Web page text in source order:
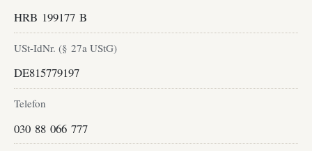
HRB 199177 B
USt-IdNr. (§ 27a UStG)
DE815779197
Telefon
030 88 066 777